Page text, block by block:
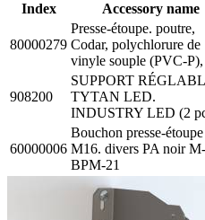
Index Accessory name
80000279
Presse-étoupe. poutre,
Codar, polychlorure de
vinyle souple (PVC-
908200
SUPPORT
TYTAN LED.
INDUSTRY LED (2
60000006
Bouchon presse-étoupe
M16. divers PA noir
BPM-21